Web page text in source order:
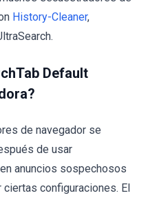
History-Cleaner,
Default
de navegador se
de usar
anuncios sospechosos
configuraciones. El